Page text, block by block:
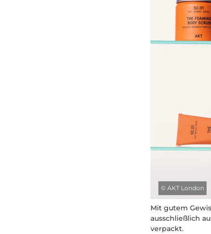
© AKT London
Mit gutem
ausschließlich
verpackt.